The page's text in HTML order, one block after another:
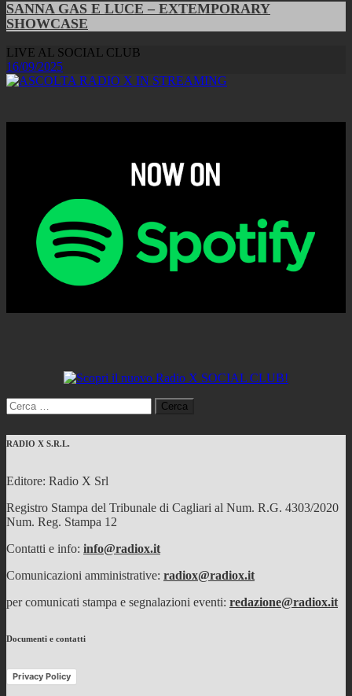
SANNA GAS E LUCE – EXTEMPORARY
SHOWCASE
LIVE AL SOCIAL CLUB
16/09/2025
Ricerca
per:
RADIO X S.R.L.
Editore: Radio X Srl
Registro Stampa del Tribunale di Cagliari al Num. R.G. 4303/2020
Num. Reg. Stampa 12
Contatti e info: info@radiox.it
Comunicazioni amministrative: radiox@radiox.it
per comunicati stampa e segnalazioni eventi: redazione@radiox.it
Documenti e contatti
Privacy Policy